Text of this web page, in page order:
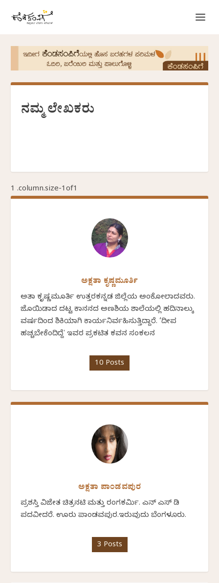
ನಮ್ಮ ಲೇಖಕರು
ಅಕ್ಷತಾ ಕೃಷ್ಣಮೂರ್ತಿ
ಅಕ್ಷತಾ ಕೃಷ್ಣಮೂರ್ತಿ ಉತ್ತರಕನ್ನಡ ಜಿಲ್ಲೆಯ ಅಂಕೋಲಾದವರು.
ಜೊಯಿಡಾದ ದಟ್ಟ ಕಾನನದ ಅಣಶಿಯ ಶಾಲೆಯಲ್ಲಿ ಹದಿನಾಲ್ಕು
ವರ್ಷದಿಂದ ಶಿಕ್ಷಕಿಯಾಗಿ ಕಾರ್ಯನಿರ್ವಹಿಸುತ್ತಿದ್ದಾರೆ. ‘ದೀಪ
ಹಚ್ಚಬೇಕೆಂದಿದ್ದೆʼ ಇವರ ಪ್ರಕಟಿತ ಕವನ ಸಂಕಲನ
10 Posts
ಅಕ್ಷತಾ ಪಾಂಡವಪುರ
ಪ್ರಶಸ್ತಿ ವಿಜೇತ ಚಿತ್ರನಟಿ ಮತ್ತು ರಂಗಕರ್ಮಿ. ಎನ್ ಎಸ್ ಡಿ
ಪದವೀದರೆ. ಊರು ಪಾಂಡವಪುರ.ಇರುವುದು ಬೆಂಗಳೂರು.
3 Posts